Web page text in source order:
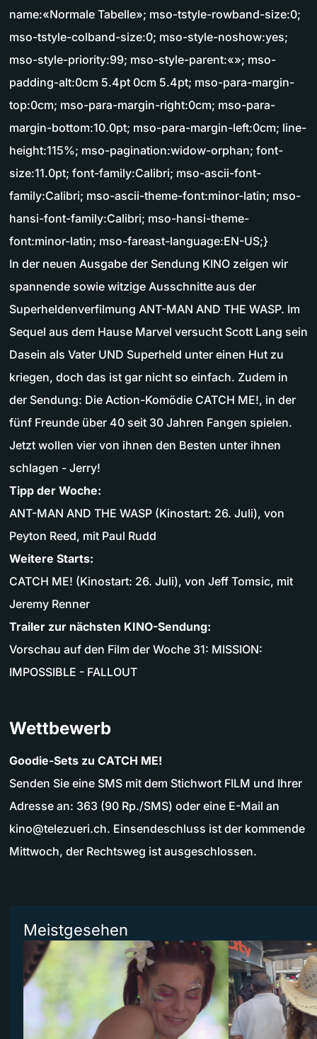
name:«Normale Tabelle»; mso-tstyle-rowband-size:0;
mso-tstyle-colband-size:0; mso-style-noshow:yes;
mso-style-priority:99; mso-style-parent:«»; mso-
padding-alt:0cm 5.4pt 0cm 5.4pt; mso-para-margin-
top:0cm; mso-para-margin-right:0cm; mso-para-
margin-bottom:10.0pt; mso-para-margin-left:0cm; line-
height:115%; mso-pagination:widow-orphan; font-
size:11.0pt; font-family:Calibri; mso-ascii-font-
family:Calibri; mso-ascii-theme-font:minor-latin; mso-
hansi-font-family:Calibri; mso-hansi-theme-
font:minor-latin; mso-fareast-language:EN-US;}
In der neuen Ausgabe der Sendung KINO zeigen wir
spannende sowie witzige Ausschnitte aus der
Superheldenverfilmung ANT-MAN AND THE WASP. Im
Sequel aus dem Hause Marvel versucht Scott Lang sein
Dasein als Vater UND Superheld unter einen Hut zu
kriegen, doch das ist gar nicht so einfach. Zudem in
der Sendung: Die Action-Komödie CATCH ME!, in der
fünf Freunde über 40 seit 30 Jahren Fangen spielen.
Jetzt wollen vier von ihnen den Besten unter ihnen
schlagen - Jerry!
Tipp der Woche:
ANT-MAN AND THE WASP (Kinostart: 26. Juli), von
Peyton Reed, mit Paul Rudd
Weitere Starts:
CATCH ME! (Kinostart: 26. Juli), von Jeff Tomsic, mit
Jeremy Renner
Trailer zur nächsten KINO-Sendung:
Vorschau auf den Film der Woche 31: MISSION:
IMPOSSIBLE - FALLOUT
Wettbewerb
Goodie-Sets zu CATCH ME!
Senden Sie eine SMS mit dem Stichwort FILM und Ihrer
Adresse an: 363 (90 Rp./SMS) oder eine E-Mail an
kino@telezueri.ch. Einsendeschluss ist der kommende
Mittwoch, der Rechtsweg ist ausgeschlossen.
Meistgesehen